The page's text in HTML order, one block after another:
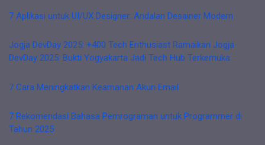
7 Aplikasi untuk UI/UX Designer: Andalan Desainer Modern
Jogja DevDay 2025: +400 Tech Enthusiast Ramaikan Jogja
DevDay 2025: Bukti Yogyakarta Jadi Tech Hub Terkemuka
7 Cara Meningkatkan Keamanan Akun Email
7 Rekomendasi Bahasa Pemrograman untuk Programmer di
Tahun 2025